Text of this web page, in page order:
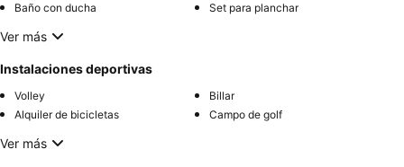
Baño con ducha
Set para planchar
Ver más
Instalaciones deportivas
Volley
Billar
Alquiler de bicicletas
Campo de golf
Ver más